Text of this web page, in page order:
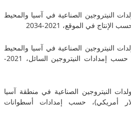
الصناعية في آسيا والمحيط
2021-2034
الصناعية في آسيا والمحيط
الهادئ (مليار دولار أمريكي)، حسب إمدادات النيتروجين السائل، 2021-
الصناعية في منطقة آسيا
حسب إمدادات أسطوانات